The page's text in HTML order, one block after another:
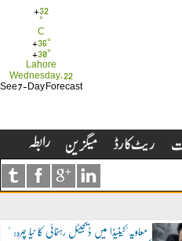
+32
°
C
+36°
+30°
Lahore
Wednesday, 22
See 7-Day Forecast
"معاویہ"کینیڈا میں ڈیجیٹل رہنمائی کا نیا چہرہ: